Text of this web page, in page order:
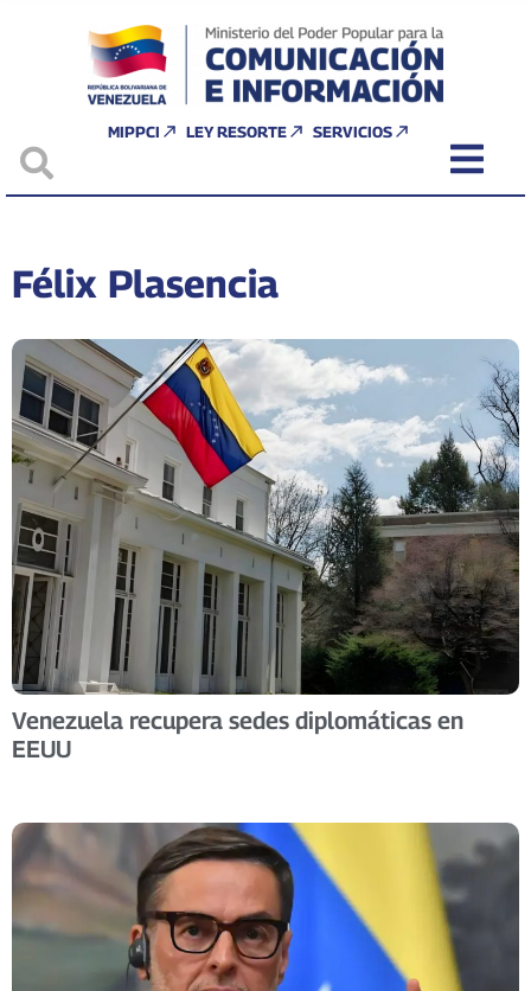
MIPPCI LEY RESORTE SERVICIOS
Félix Plasencia
Venezuela recupera sedes diplomáticas en
EEUU